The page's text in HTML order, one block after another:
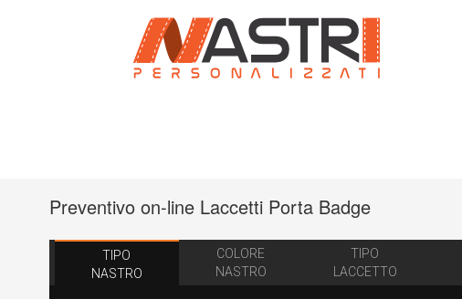
Preventivo on-line Laccetti Porta Badge
TIPO
NASTRO
COLORE
NASTRO
TIPO
LACCETTO